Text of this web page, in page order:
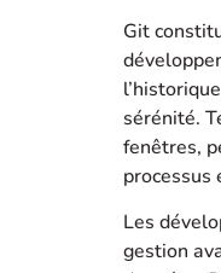
Git
sérénité.
fenêtres,
processus
Les
gestion